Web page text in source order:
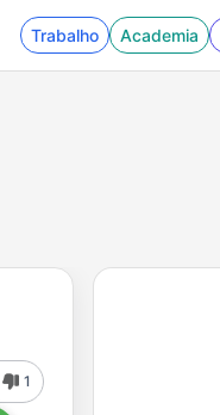
Trabalho Academia
1